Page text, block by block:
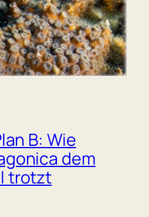
B: Wie
dem
trotzt